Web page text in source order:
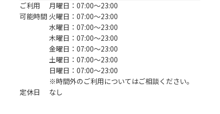
ご利用
可能時間
月曜日：07:00〜23:00
火曜日：07:00〜23:00
水曜日：07:00〜23:00
木曜日：07:00〜23:00
金曜日：07:00〜23:00
土曜日：07:00〜23:00
日曜日：07:00〜23:00
※時間外のご利用についてはご相談ください。
定休日
なし